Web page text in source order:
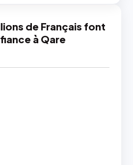
de Français font
à Qare